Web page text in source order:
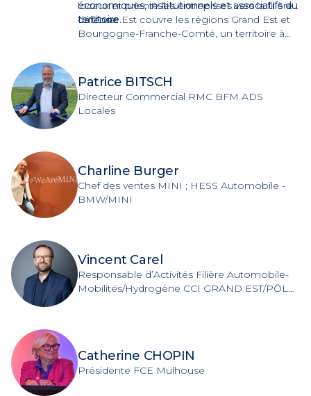
économiques, institutionnels et associatifs du
territoire.
locaux et oriente les entreprises vers la filière
défense.
La Zone Est couvre les régions Grand Est et
Bourgogne-Franche-Comté, un territoire à
Patrice BITSCH
Directeur Commercial RMC BFM ADS
Locales
Charline Burger
Chef des ventes MINI ; HESS Automobile -
BMW/MINI
Vincent Carel
Responsable d’Activités Filière Automobile-
Mobilités/Hydrogène CCI GRAND EST/PÔLE
Catherine CHOPIN
Présidente FCE Mulhouse